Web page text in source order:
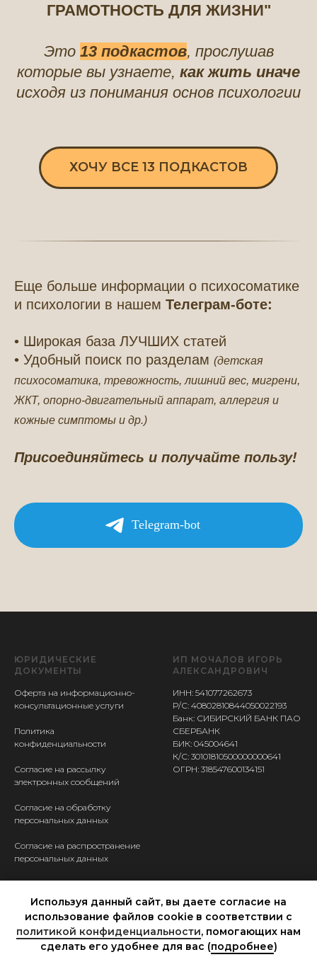
Используя данный сайт, вы даете согласие на
использование файлов cookie в соответствии с
политикой конфиденциальности, помогающих нам
сделать его удобнее для вас (подробнее)
ГРАМОТНОСТЬ ДЛЯ ЖИЗНИ"
Это 13 подкастов, прослушав
которые вы узнаете, как жить иначе
исходя из понимания основ психологии
ХОЧУ ВСЕ 13 ПОДКАСТОВ
Еще больше информации о психосоматике
и психологии в нашем Телеграм-боте:
• Широкая база ЛУЧШИХ статей
• Удобный поиск по разделам (детская
психосоматика, тревожность, лишний вес, мигрени,
ЖКТ, опорно-двигательный аппарат, аллергия и
кожные симптомы и др.)
Присоединяйтесь и получайте пользу!
Telegram-bot
ЮРИДИЧЕСКИЕ
ДОКУМЕНТЫ
Оферта на информационно-
консультационные услуги
Политика
конфиденциальности
Согласие на рассылку
электронных сообщений
Согласие на обработку
персональных данных
Согласие на распространение
персональных данных
ИП МОЧАЛОВ ИГОРЬ
АЛЕКСАНДРОВИЧ
ИНН: 541077262673
Р/С: 40802810844050022193
Банк: СИБИРСКИЙ БАНК ПАО
СБЕРБАНК
БИК: 045004641
К/С: 30101810500000000641
ОГРН: 318547600134151
Ассистент Валерия
+7 950 149 9401